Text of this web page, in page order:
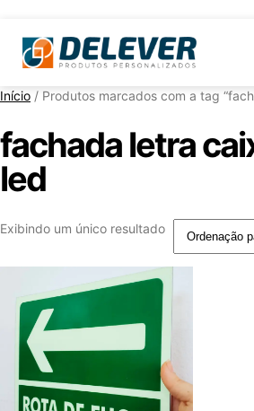
Início / Produtos marcados com a tag
fachada letra
led
Exibindo um único resultado